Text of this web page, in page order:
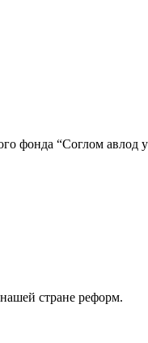
фонда “Соглом авлод
стране реформ.